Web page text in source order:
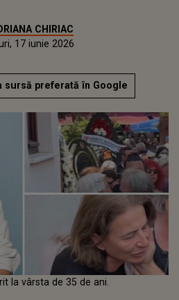
CHIRIAC
17 iunie 2026
sursă preferată în Google
la vârsta de 35 de ani.